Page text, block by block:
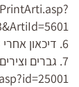
6. דיכאון אחרי לידה: גם גברים סובלים. אריאלה איילון
7. גברים וצירים, רותי קרני הורביץ